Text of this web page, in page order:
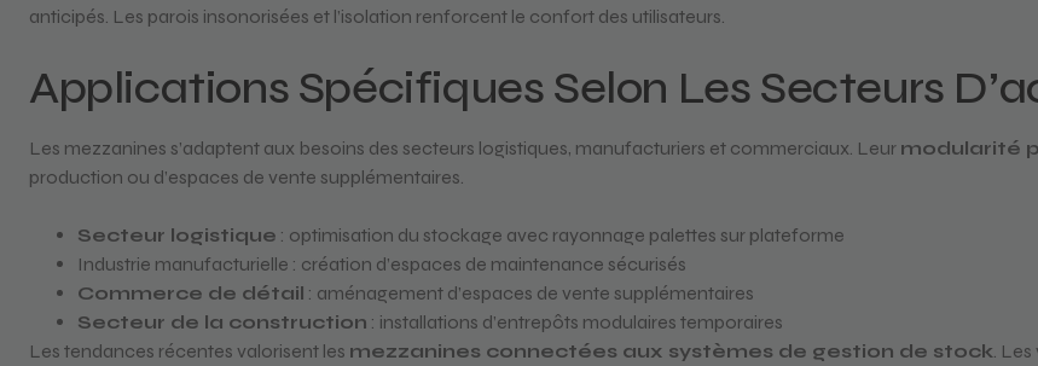
anticipés. Les parois insonorisées et l’isolation renforcent le confort des utilisateurs.
Applications Spécifiques Selon Les Secteurs
Les mezzanines s’adaptent aux besoins des secteurs logistiques, manufacturiers et commerciaux. Leur modularité
production ou d’espaces de vente supplémentaires.
Secteur logistique : optimisation du stockage avec rayonnage palettes sur plateforme
Industrie manufacturielle : création d’espaces de maintenance sécurisés
Commerce de détail : aménagement d’espaces de vente supplémentaires
Secteur de la construction : installations d’entrepôts modulaires temporaires
Les tendances récentes valorisent les mezzanines connectées aux systèmes de gestion de stock .